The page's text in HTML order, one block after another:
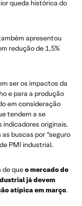
queda histórica do
apresentou
redução de 1,5%
ser os impactos da
e para a produção
em consideração
tendem a se
originais.
buscas por “seguro
PMI industrial.
de queo mercado de
já devem
atípica em março.